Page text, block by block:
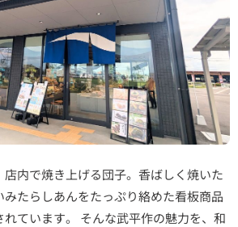
内で焼き上げる団子。香ばしく焼いた
たらしあんをたっぷり絡めた看板商品
ています。 そんな武平作の魅力を、和